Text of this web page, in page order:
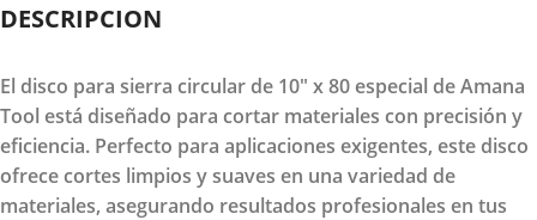
DESCRIPCION
El disco para sierra circular de 10" x 80 especial de Amana
Tool está diseñado para cortar materiales con precisión y
eficiencia. Perfecto para aplicaciones exigentes, este disco
ofrece cortes limpios y suaves en una variedad de
materiales, asegurando resultados profesionales en tus